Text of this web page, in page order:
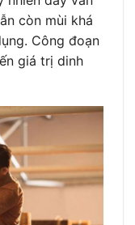
còn mùi khá
Công đoạn
giá trị dinh